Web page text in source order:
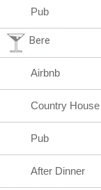
Pub
Bere
Airbnb
Country House
Pub
After Dinner